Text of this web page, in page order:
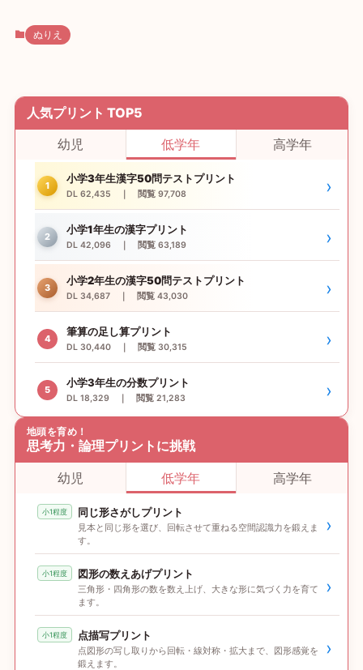
ぬりえ
人気プリント TOP5
幼児
低学年 高学年
1
小学3年生漢字50問テストプリント
DL 62,435 ｜ 閲覧 97,708 ›
2
小学1年生の漢字プリント
DL 42,096 ｜ 閲覧 63,189 ›
3
小学2年生の漢字50問テストプリント
DL 34,687 ｜ 閲覧 43,030 ›
4
筆算の足し算プリント
DL 30,440 ｜ 閲覧 30,315 ›
5
小学3年生の分数プリント
DL 18,329 ｜ 閲覧 21,283 ›
地頭を育め！
思考力・論理プリントに挑戦
幼児
低学年 高学年
小1程度 同じ形さがしプリント
見本と同じ形を選び、回転させて重ねる空間認識力を鍛えま
す。
›
小1程度 図形の数えあげプリント
三角形・四角形の数を数え上げ、大きな形に気づく力を育て
ます。
›
小1程度 点描写プリント
点図形の写し取りから回転・線対称・拡大まで、図形感覚を
鍛えます。
›